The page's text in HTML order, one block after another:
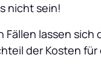
nicht sein!
Fällen lassen
der Kosten